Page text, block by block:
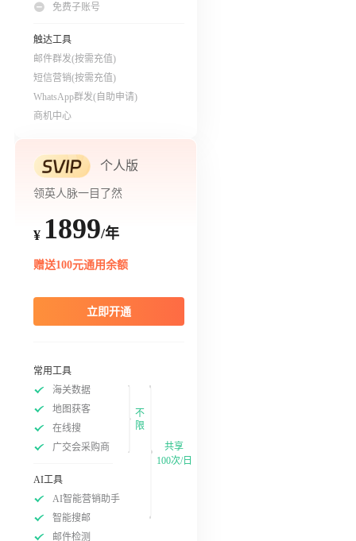
免费子账号
触达工具
邮件群发(按需充值)
短信营销(按需充值)
WhatsApp群发(自助申请)
商机中心
个人版
领英人脉一目了然
¥ 1899/年
赠送100元通用余额
立即开通
常用工具
海关数据
地图获客
在线搜
广交会采购商
不
限
AI工具
AI智能营销助手
智能搜邮
邮件检测
共享
100次/日